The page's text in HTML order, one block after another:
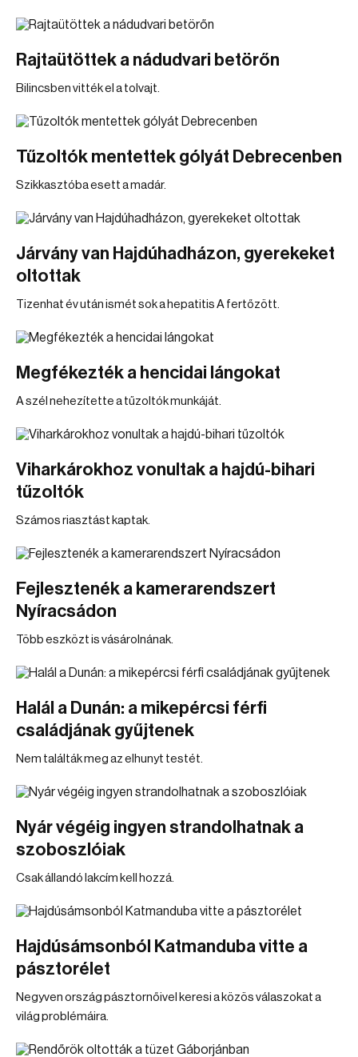
Rajtaütöttek a nádudvari betörőn
Bilincsben vitték el a tolvajt.
Tűzoltók mentettek gólyát Debrecenben
Szikkasztóba esett a madár.
Járvány van Hajdúhadházon, gyerekeket
oltottak
Tizenhat év után ismét sok a hepatitis A fertőzött.
Megfékezték a hencidai lángokat
A szél nehezítette a tűzoltók munkáját.
Viharkárokhoz vonultak a hajdú-bihari
tűzoltók
Számos riasztást kaptak.
Fejlesztenék a kamerarendszert
Nyíracsádon
Több eszközt is vásárolnának.
Halál a Dunán: a mikepércsi férfi
családjának gyűjtenek
Nem találták meg az elhunyt testét.
Nyár végéig ingyen strandolhatnak a
szoboszlóiak
Csak állandó lakcím kell hozzá.
Hajdúsámsonból Katmanduba vitte a
pásztorélet
Negyven ország pásztornőivel keresi a közös válaszokat a
világ problémáira.